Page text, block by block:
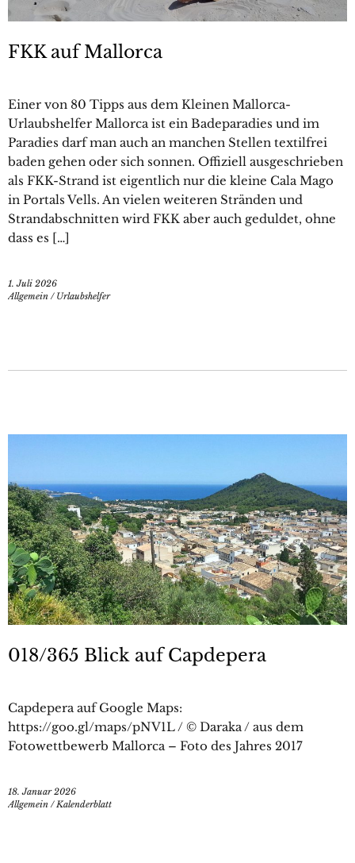
FKK auf Mallorca
Einer von 80 Tipps aus dem Kleinen Mallorca-
Urlaubshelfer Mallorca ist ein Badeparadies und im
Paradies darf man auch an manchen Stellen textilfrei
baden gehen oder sich sonnen. Offiziell ausgeschrieben
als FKK-Strand ist eigentlich nur die kleine Cala Mago
in Portals Vells. An vielen weiteren Stränden und
Strandabschnitten wird FKK aber auch geduldet, ohne
dass es […]
1. Juli 2026
Allgemein / Urlaubshelfer
018/365 Blick auf Capdepera
Capdepera auf Google Maps:
https://goo.gl/maps/pNV1L / © Daraka / aus dem
Fotowettbewerb Mallorca – Foto des Jahres 2017
18. Januar 2026
Allgemein /Kalenderblatt